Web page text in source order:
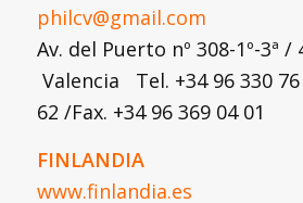
philcv@gmail.com
Av. del Puerto nº 308-1º-3ª /
Valencia Tel. +34 96 330 76
62 /Fax. +34 96 369 04 01
FINLANDIA
www.finlandia.es